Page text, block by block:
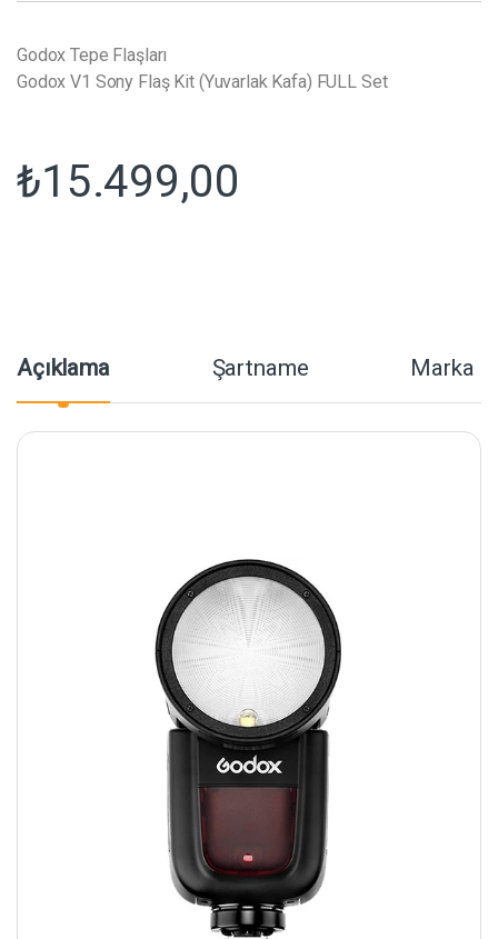
Godox Tepe Flaşları
Godox V1 Sony Flaş Kit (Yuvarlak Kafa) FULL Set
₺15.499,00
Açıklama Şartname Marka